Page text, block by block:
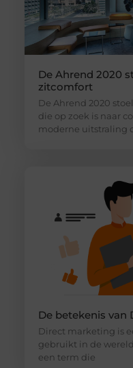
De Ahrend 2020
zitcomfort
De Ahrend 2020
die op zoek is naar
moderne uitstraling
De betekenis van
Direct marketing is
gebruikt in de
een term die